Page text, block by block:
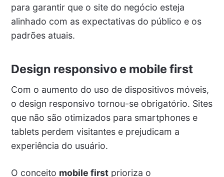
para garantir que o site do negócio esteja
alinhado com as expectativas do público e os
padrões atuais.
Design responsivo e mobile first
Com o aumento do uso de dispositivos móveis,
o design responsivo tornou-se obrigatório. Sites
que não são otimizados para smartphones e
tablets perdem visitantes e prejudicam a
experiência do usuário.
O conceito mobile firstprioriza o